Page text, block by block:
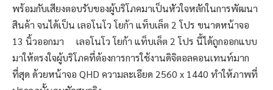
พร้อมกับเสียงตอบรับของผู้บริโภคมาเป็นหัวใจหลักในการพัฒนา
สินค้า จนได้เป็น เลอโนโว โยก้า แท็บเล็ต 2 โปร ขนาดหน้าจอ
13 นิ้วออกมา เลอโนโว โยก้า แท็บเล็ต 2 โปร นี้ได้ถูกออกแบบ
มาให้ตรงใจผู้บริโภคที่ต้องการการใช้งานดิจิตอลคอนเทนท์มาก
ที่สุด ด้วยหน้าจอ QHD ความละเอียด 2560 x 1440 ทำให้ภาพที่